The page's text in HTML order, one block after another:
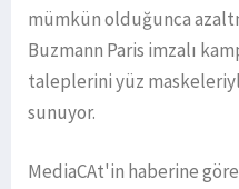
mümkün olduğunca
Buzmann Paris imzalı
taleplerini yüz
sunuyor.
MediaCAt'in haberine